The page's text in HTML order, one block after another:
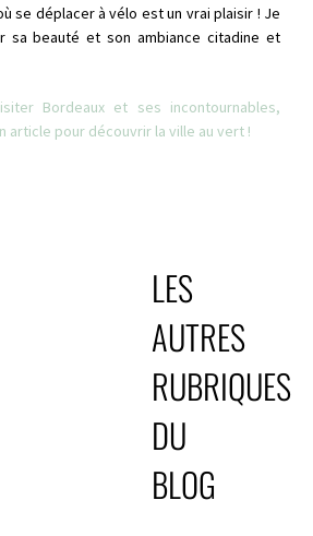
se déplacer à vélo est un vrai plaisir ! Je
sa beauté et son ambiance citadine et
Bordeaux et ses incontournables,
article pour découvrir la ville au vert !
LES
AUTRES
RUBRIQUES
DU
BLOG